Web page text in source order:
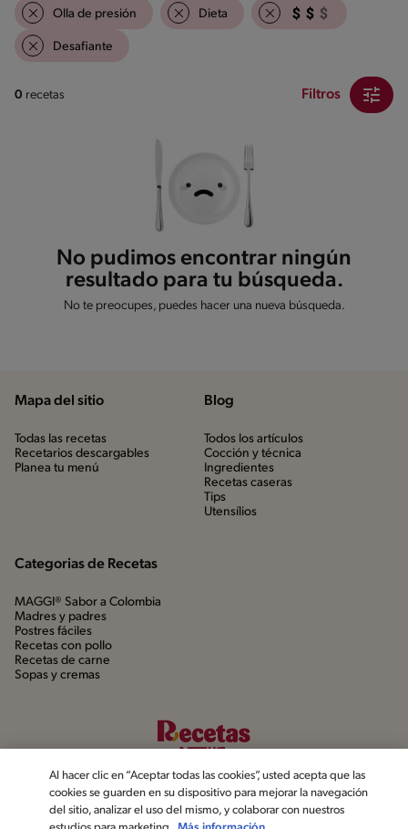
Olla de presión Dieta
Desafiante
0 recetas Filtros
No pudimos encontrar ningún
resultado para tu búsqueda.
No te preocupes, puedes hacer una nueva búsqueda.
Mapa del sitio
Todas las recetas
Recetarios descargables
Planea tu menú
Blog
Todos los artículos
Cocción y técnica
Ingredientes
Recetas caseras
Tips
Utensílios
Categorias de Recetas
MAGGI® Sabor a Colombia
Madres y padres
Postres fáciles
Recetas con pollo
Recetas de carne
Sopas y cremas
Al hacer clic en “Aceptar todas las cookies”, usted acepta que las
cookies se guarden en su dispositivo para mejorar la navegación
del sitio, analizar el uso del mismo, y colaborar con nuestros